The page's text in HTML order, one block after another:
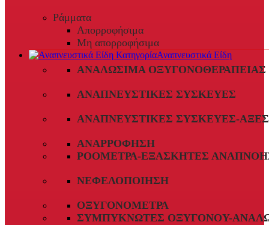
Ράμματα
Απορροφήσιμα
Μη απορροφήσιμα
Αναπνευστικά Είδη
ΑΝΑΛΏΣΙΜΑ ΟΞΥΓΟΝΟΘΕΡΑΠΕΊΑΣ
ΑΝΑΠΝΕΥΣΤΙΚΈΣ ΣΥΣΚΕΥΈΣ
ΑΝΑΠΝΕΥΣΤΙΚΈΣ ΣΥΣΚΕΥΈΣ-
ΑΝΑΡΡΌΦΗΣΗ
ΡΟΌΜΕΤΡΑ-ΕΞΑΣΚΗΤΈΣ
ΝΕΦΕΛΟΠΟΊΗΣΗ
ΟΞΥΓΟΝΌΜΕΤΡΑ
ΣΥΜΠΥΚΝΩΤΈΣ ΟΞΥΓΌΝΟΥ-